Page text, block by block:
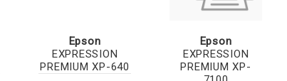
Epson
EXPRESSION
PREMIUM XP-640
Epson
EXPRESSION
PREMIUM XP-